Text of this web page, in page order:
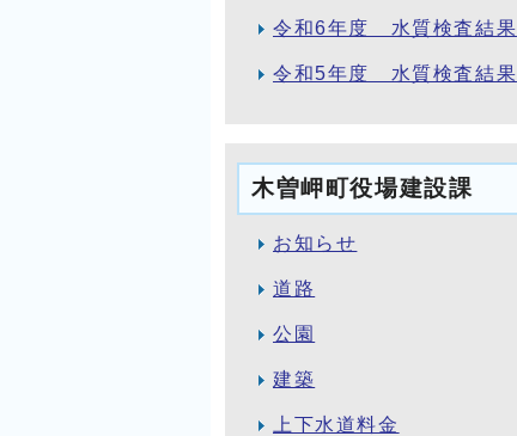
令和6年度 水質検査結果
令和5年度 水質検査結果
木曽岬町役場建設課
お知らせ
道路
公園
建築
上下水道料金